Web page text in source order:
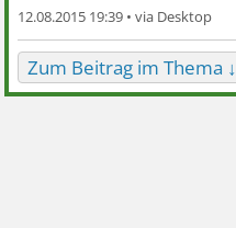
12.08.2015 19:39 •
Zum Beitrag im Thema ↓